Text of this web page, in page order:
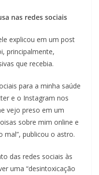
nas redes sociais
explicou em um post
principalmente,
que recebia.
para a minha saúde
e o Instagram nos
vejo preso em um
sobre mim online e
publicou o astro.
das redes sociais às
uma “desintoxicação